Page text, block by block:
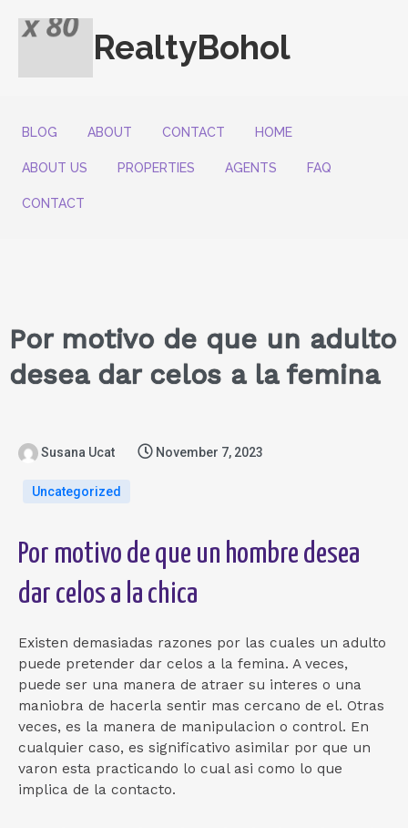
RealtyBohol
BLOG ABOUT CONTACT HOME
ABOUT US PROPERTIES AGENTS FAQ
CONTACT
Por motivo de que un adulto
desea dar celos a la femina
Susana Ucat November 7, 2023
Uncategorized
Por motivo de que un hombre desea
dar celos a la chica
Existen demasiadas razones por las cuales un adulto
puede pretender dar celos a la femina. A veces,
puede ser una manera de atraer su interes o una
maniobra de hacerla sentir mas cercano de el. Otras
veces, es la manera de manipulacion o control. En
cualquier caso, es significativo asimilar por que un
varon esta practicando lo cual asi­ como lo que
implica de la contacto.